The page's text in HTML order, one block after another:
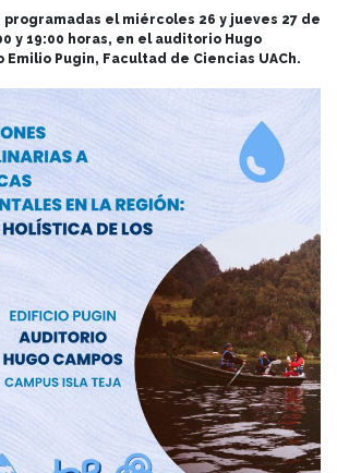
programadas el miércoles 26 y jueves 27 de
y 19:00 horas, en el auditorio Hugo
Emilio Pugin, Facultad de Ciencias UACh.